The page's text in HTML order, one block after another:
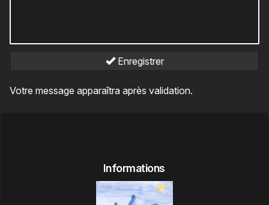
Enregistrer
Votre message apparaîtra après validation.
Informations